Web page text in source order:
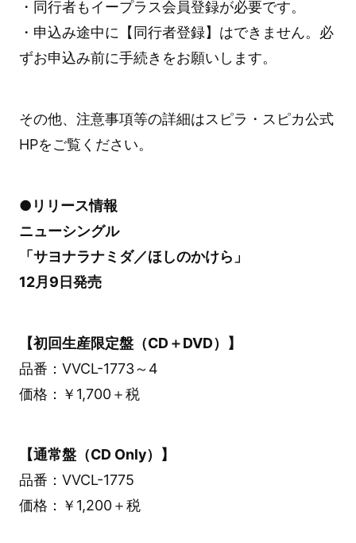
・同行者もイープラス会員登録が必要です。
・申込み途中に【同行者登録】はできません。必
ずお申込み前に手続きをお願いします。
その他、注意事項等の詳細はスピラ・スピカ公式
HPをご覧ください。
●リリース情報
ニューシングル
「サヨナラナミダ／ほしのかけら」
12月9日発売
【初回生産限定盤（CD＋DVD）】
品番：VVCL-1773～4
価格：￥1,700＋税
【通常盤（CD Only）】
品番：VVCL-1775
価格：￥1,200＋税